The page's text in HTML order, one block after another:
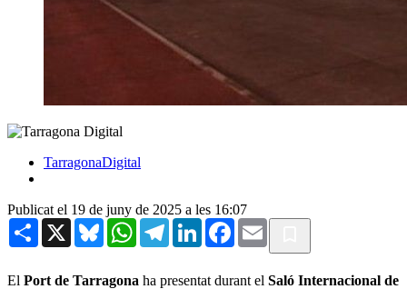
TarragonaDigital
Publicat el 19 de juny de 2025 a les 16:07
Share X BlueskyWhatsAppTelegramLinkedInFacebook
Email
El Port de Tarragona ha presentat durant el Saló Internacional de